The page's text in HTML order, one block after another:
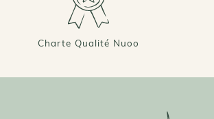
Charte Qualité Nuoo